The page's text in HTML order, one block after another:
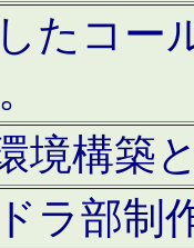
たコー
境構築
ラ部制